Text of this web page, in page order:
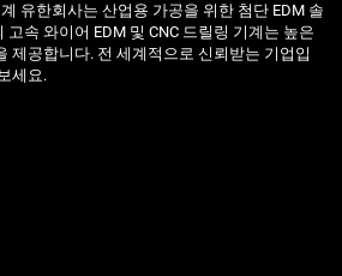
유한회사는 산업용 가공을 위한 첨단 EDM 솔
속 와이어 EDM 및 CNC 드릴링 기계는 높은
제공합니다. 전 세계적으로 신뢰받는 기업입
세요.